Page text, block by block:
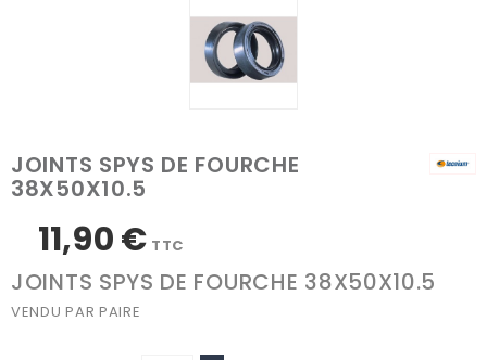
JOINTS SPYS DE FOURCHE
38X50X10.5
11,90 € TTC
JOINTS SPYS DE FOURCHE 38X50X10.5
VENDU PAR PAIRE